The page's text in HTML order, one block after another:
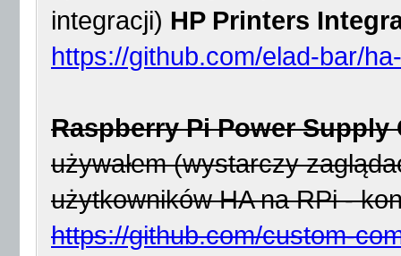
integracji) HP Printers
https://github.com/elad-bar/
Raspberry Pi Power Supply
używałem (wystarczy
użytkowników HA na RPi -
https://github.com/custom-